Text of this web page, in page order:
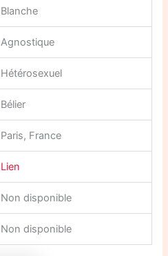
Blanche
Agnostique
Hétérosexuel
Bélier
Paris, France
Lien
Non disponible
Non disponible